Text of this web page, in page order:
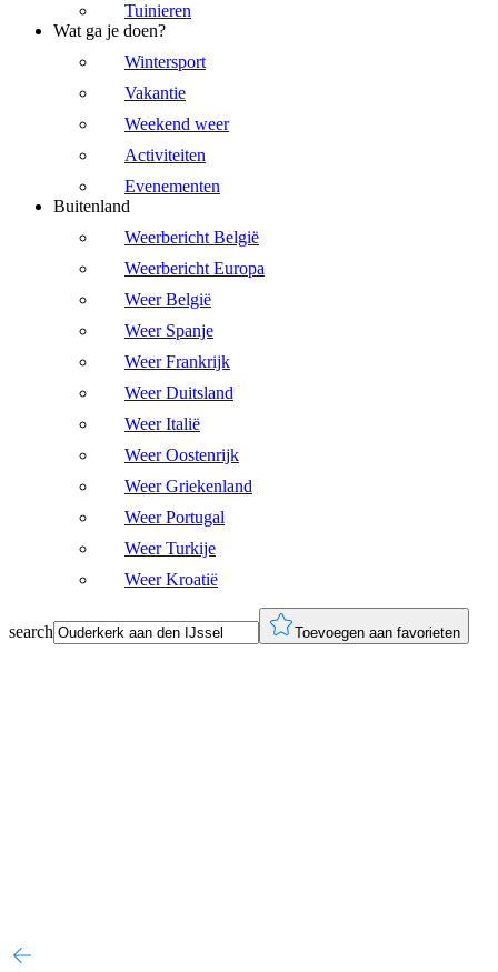
Tuinieren
Wat ga je doen?
Wintersport
Vakantie
Weekend weer
Activiteiten
Evenementen
Buitenland
Weerbericht België
Weerbericht Europa
Weer België
Weer Spanje
Weer Frankrijk
Weer Duitsland
Weer Italië
Weer Oostenrijk
Weer Griekenland
Weer Portugal
Weer Turkije
Weer Kroatië
search Toevoegen aan favorieten